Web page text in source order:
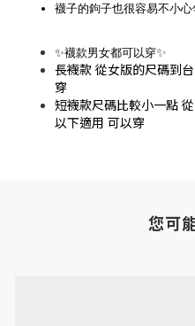
襪子的鉤子也很容易不小心
✨襪款男女都可以穿✨
長襪款 從女版的尺碼到
穿
短襪款尺碼比較小一點
以下適用 可以穿
您可